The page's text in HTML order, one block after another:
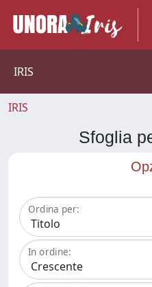
IRIS
IRIS
Sfoglia
Ordina per:
In ordine: